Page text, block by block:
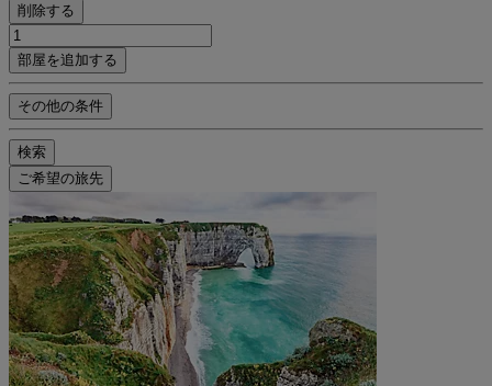
削除する
部屋を追加する
その他の条件
検索
ご希望の旅先